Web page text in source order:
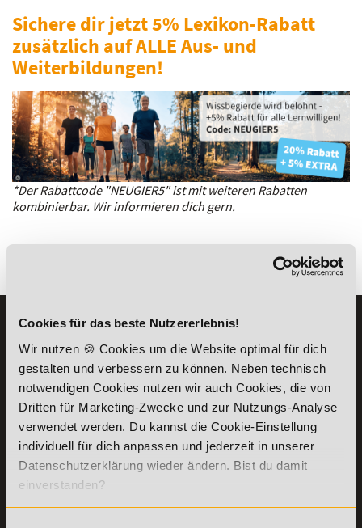
Cookies für das beste Nutzererlebnis!
Wir nutzen 🍪 Cookies um die Website optimal für dich
gestalten und verbessern zu können. Neben technisch
notwendigen Cookies nutzen wir auch Cookies, die von
Dritten für Marketing-Zwecke und zur Nutzungs-Analyse
verwendet werden. Du kannst die Cookie-Einstellung
individuell für dich anpassen und jederzeit in unserer
Datenschutzerklärung wieder ändern. Bist du damit
einverstanden?
Sichere dir jetzt 5% Lexikon-Rabatt
zusätzlich auf ALLE Aus- und
Weiterbildungen!
*Der Rabattcode "NEUGIER5" ist mit weiteren Rabatten
kombinierbar. Wir informieren dich gern.
Es gibt keine Einträge mit diesem Anfangsbuchstaben.
KONTAKT
07191-22987-0
WhatsApp:
+49 (0) 7191 9513201
Academy of Sports GmbH
Willy-Brandt-Platz 2
71522Backnang
Aus dem Ausland:
Fax:+49 (0) 7191 - 229 87 – 99
INFORMATIONEN
Die Academy
Lehr- und
Lernmethoden
PreisFAIRsprechen
Online Campus
Fördermöglichkeiten
Bildungsgutschein